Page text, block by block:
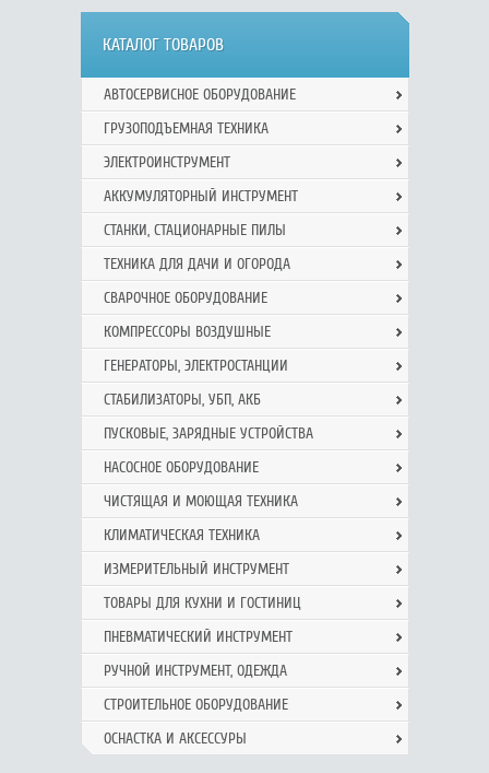
КАТАЛОГ ТОВАРОВ
АВТОСЕРВИСНОЕ ОБОРУДОВАНИЕ
ГРУЗОПОДЪЕМНАЯ ТЕХНИКА
ЭЛЕКТРОИНСТРУМЕНТ
АККУМУЛЯТОРНЫЙ ИНСТРУМЕНТ
СТАНКИ, СТАЦИОНАРНЫЕ ПИЛЫ
ТЕХНИКА ДЛЯ ДАЧИ И ОГОРОДА
СВАРОЧНОЕ ОБОРУДОВАНИЕ
КОМПРЕССОРЫ ВОЗДУШНЫЕ
ГЕНЕРАТОРЫ, ЭЛЕКТРОСТАНЦИИ
СТАБИЛИЗАТОРЫ, УБП, АКБ
ПУСКОВЫЕ, ЗАРЯДНЫЕ УСТРОЙСТВА
НАСОСНОЕ ОБОРУДОВАНИЕ
ЧИСТЯЩАЯ И МОЮЩАЯ ТЕХНИКА
КЛИМАТИЧЕСКАЯ ТЕХНИКА
ИЗМЕРИТЕЛЬНЫЙ ИНСТРУМЕНТ
ТОВАРЫ ДЛЯ КУХНИ И ГОСТИНИЦ
ПНЕВМАТИЧЕСКИЙ ИНСТРУМЕНТ
РУЧНОЙ ИНCТРУМЕНТ, ОДЕЖДА
СТРОИТЕЛЬНОЕ ОБОРУДОВАНИЕ
ОСНАСТКА И АКСЕССУРЫ